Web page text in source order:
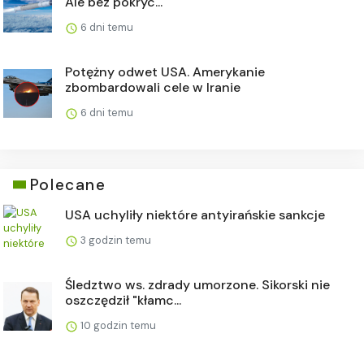
6 dni temu
Potężny odwet USA. Amerykanie
zbombardowali cele w Iranie
6 dni temu
Polecane
USA uchyliły niektóre antyirańskie sankcje
3 godzin temu
Śledztwo ws. zdrady umorzone. Sikorski nie
oszczędził "kłamc...
10 godzin temu